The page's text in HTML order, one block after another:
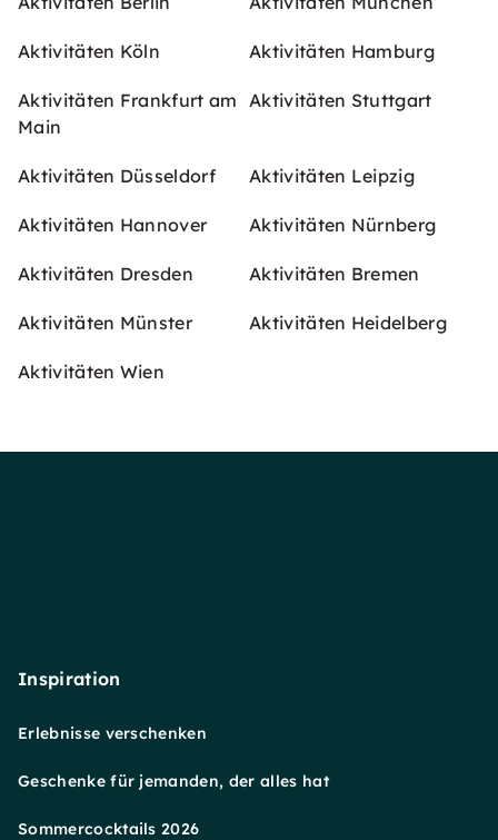
Aktivitäten Köln Aktivitäten Hamburg
Aktivitäten Frankfurt am
Main
Aktivitäten Stuttgart
Aktivitäten Düsseldorf Aktivitäten Leipzig
Aktivitäten Hannover Aktivitäten Nürnberg
Aktivitäten Dresden Aktivitäten Bremen
Aktivitäten Münster Aktivitäten Heidelberg
Aktivitäten Wien
Inspiration
Erlebnisse verschenken
Geschenke für jemanden, der alles hat
Sommercocktails 2026